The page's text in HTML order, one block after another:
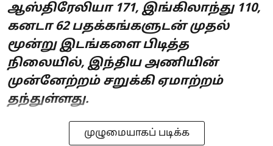
ஆஸ்திரேலியா 171, இங்கிலாந்து 110,
கனடா 62 பதக்கங்களுடன் முதல்
மூன்று இடங்களை பிடித்த
நிலையில், இந்திய அணியின்
முன்னேற்றம் சறுக்கி ஏமாற்றம்
தந்துள்ளது.
முழுமையாகப் படிக்க